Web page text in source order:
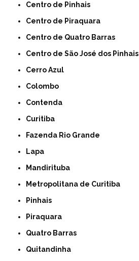
Centro de Pinhais
Centro de Piraquara
Centro de Quatro Barras
Centro de São José dos Pinhais
Cerro Azul
Colombo
Contenda
Curitiba
Fazenda Rio Grande
Lapa
Mandirituba
Metropolitana de Curitiba
Pinhais
Piraquara
Quatro Barras
Quitandinha